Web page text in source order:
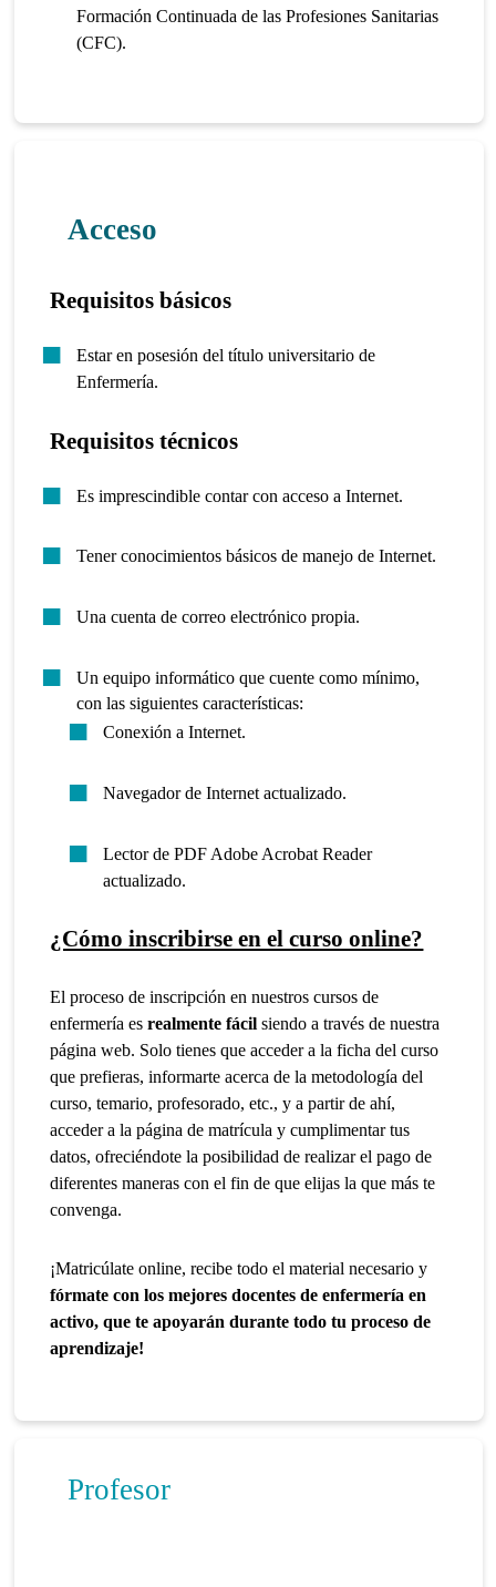
Formación Continuada de las Profesiones Sanitarias
(CFC).
Acceso
Requisitos básicos
Estar en posesión del título universitario de
Enfermería.
Requisitos técnicos
Es imprescindible contar con acceso a Internet.
Tener conocimientos básicos de manejo de Internet.
Una cuenta de correo electrónico propia.
Un equipo informático que cuente como mínimo,
con las siguientes características:
Conexión a Internet.
Navegador de Internet actualizado.
Lector de PDF Adobe Acrobat Reader
actualizado.
¿Cómo inscribirse en el curso online?
El proceso de inscripción en nuestros cursos de
enfermería esrealmente fácil siendo a través de nuestra
página web. Solo tienes que acceder a la ficha del curso
que prefieras, informarte acerca de la metodología del
curso, temario, profesorado, etc., y a partir de ahí,
acceder a la página de matrícula y cumplimentar tus
datos, ofreciéndote la posibilidad de realizar el pago de
diferentes maneras con el fin de que elijas la que más te
convenga.
¡Matricúlate online, recibe todo el material necesario y
fórmate con los mejores docentes de enfermería en
activo, que te apoyarán durante todo tu proceso de
aprendizaje!
Profesor